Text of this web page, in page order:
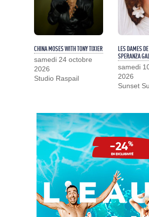
CHINA MOSES WITH TONY TIXIER
samedi 24 octobre
2026
Studio Raspail
LES DAMES
SPERANZA
samedi
2026
Sunset